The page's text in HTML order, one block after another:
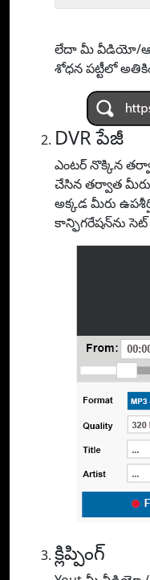
లేదా మీ వీడియో/
శోధన పట్టీలో
DVR పేజీ
ఎంటర్ నొక్కిన
చేసిన తర్వాత
అక్కడ మీరు
కాన్ఫిగరేషన్‌ను
క్లిప్పింగ్